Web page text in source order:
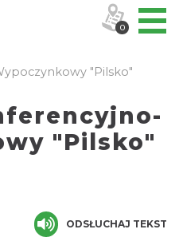
"Pilsko"
"Pilsko"
ODSŁUCHAJ TEKST
0